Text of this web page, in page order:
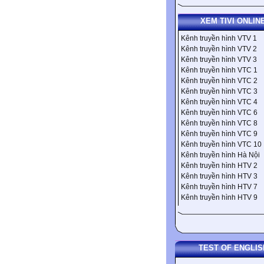
XEM TIVI
Kênh truyền hình VTV 1
Kênh truyền hình VTV 2
Kênh truyền hình VTV 3
Kênh truyền hình VTC 1
Kênh truyền hình VTC 2
Kênh truyền hình VTC 3
Kênh truyền hình VTC 4
Kênh truyền hình VTC 6
Kênh truyền hình VTC 8
Kênh truyền hình VTC 9
Kênh truyền hình VTC 10
Kênh truyền hình Hà Nội
Kênh truyền hình HTV 2
Kênh truyền hình HTV 3
Kênh truyền hình HTV 7
Kênh truyền hình HTV 9
TEST OF